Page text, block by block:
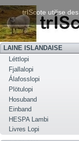
LAINE ISLANDAISE
Léttlopi
Fjallalopi
Álafosslopi
Plötulopi
Hosuband
Einband
HESPA Lambi
Livres Lopi
trIScote utilise